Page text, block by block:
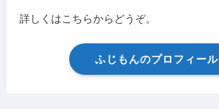
詳しくはこちらからどうぞ。
ふじもんのプロフィール